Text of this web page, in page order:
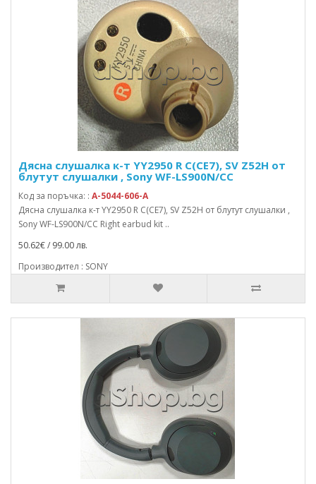
Дясна слушалка к-т YY2950 R C(CE7), SV Z52H от
блутут слушалки , Sony WF-LS900N/CC
Код за поръчка: : A-5044-606-A
Дясна слушалка к-т YY2950 R C(CE7), SV Z52H от блутут слушалки ,
Sony WF-LS900N/CC Right earbud kit ..
50.62€ / 99.00 лв.
Производител : SONY